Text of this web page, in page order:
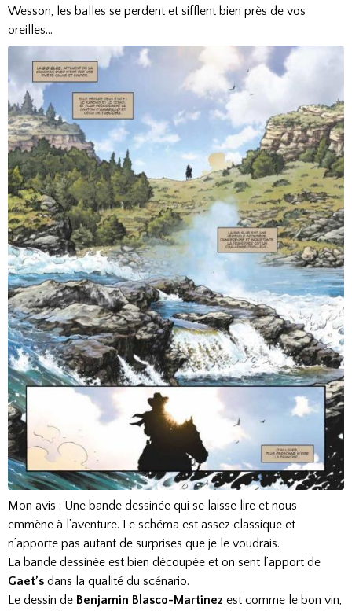
Wesson, les balles se perdent et sifflent bien près de vos
oreilles...
Mon avis : Une bande dessinée qui se laisse lire et nous
emmène à l’aventure. Le schéma est assez classique et
n’apporte pas autant de surprises que je le voudrais.
La bande dessinée est bien découpée et on sent l’apport de
Gaet’s dans la qualité du scénario.
Le dessin de Benjamin Blasco-Martinez est comme le bon vin,